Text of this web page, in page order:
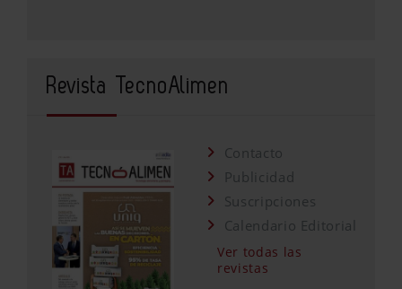
Revista TecnoAlimen
Contacto
Publicidad
Suscripciones
Calendario Editorial
Ver todas las
revistas